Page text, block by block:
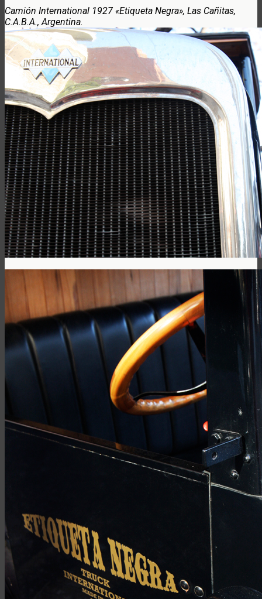
Camión International 1927 «Etiqueta Negra», Las Cañitas,
C.A.B.A., Argentina.